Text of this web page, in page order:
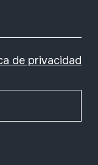
de privacidad